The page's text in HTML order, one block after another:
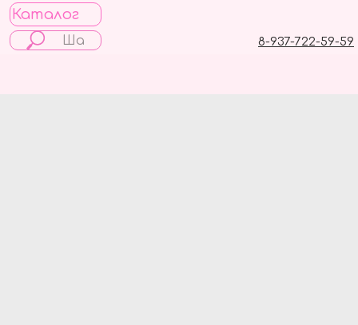
Каталог
8-937-722-59-59